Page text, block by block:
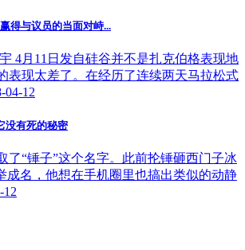
得与议员的当面对峙...
4月11日发自硅谷并不是扎克伯格表现地
表现太差了。在经历了连续两天马拉松式
04-12
没有死的秘密
了“锤子”这个名字。此前抡锤砸西门子冰
成名，他想在手机圈里也搞出类似的动静
12